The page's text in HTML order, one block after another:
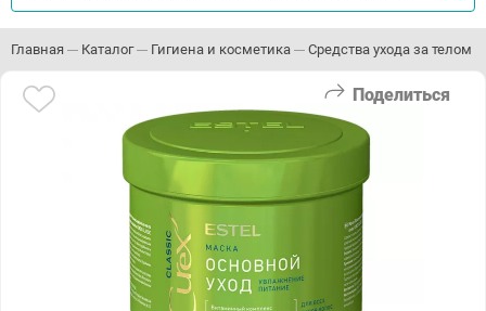
Главная Каталог Гигиена и косметика Средства ухода за телом
Поделиться